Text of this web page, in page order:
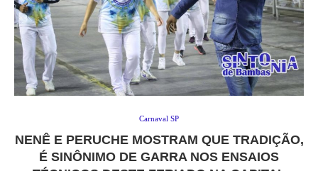
Carnaval SP
NENÊ E PERUCHE MOSTRAM QUE TRADIÇÃO,
É SINÔNIMO DE GARRA NOS ENSAIOS